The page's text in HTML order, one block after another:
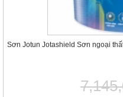
Sơn Jotun Jotashield Sơn ngoại